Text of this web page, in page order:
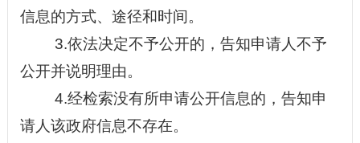
信息的方式、途径和时间。
3.依法决定不予公开的，告知申请人不予
公开并说明理由。
4.经检索没有所申请公开信息的，告知申
请人该政府信息不存在。